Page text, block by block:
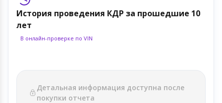
История проведения КДР за прошедшие 10
лет
В онлайн-проверке по VIN
Детальная информация доступна после
покупки отчета